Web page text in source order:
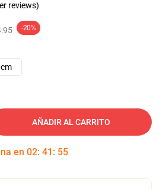
reviews)
-20%
AÑADIR AL CARRITO
en 02: 41 : 55